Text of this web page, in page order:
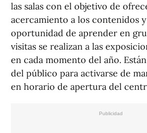
las salas con el objetivo de
acercamiento a los contenidos
oportunidad de aprender en
visitas se realizan a las
en cada momento del año.
del público para activarse de
en horario de apertura del